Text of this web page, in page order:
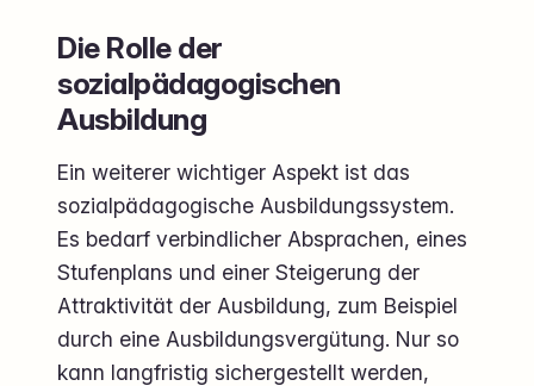
Die Rolle der
sozialpädagogischen
Ausbildung
Ein weiterer wichtiger Aspekt ist das
sozialpädagogische Ausbildungssystem.
Es bedarf verbindlicher Absprachen, eines
Stufenplans und einer Steigerung der
Attraktivität der Ausbildung, zum Beispiel
durch eine Ausbildungsvergütung. Nur so
kann langfristig sichergestellt werden,